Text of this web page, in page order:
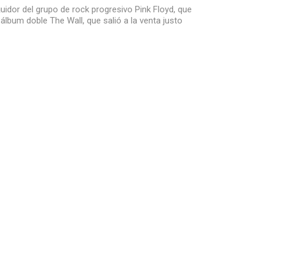
del grupo de rock progresivo Pink Floyd, que
doble The Wall, que salió a la venta justo